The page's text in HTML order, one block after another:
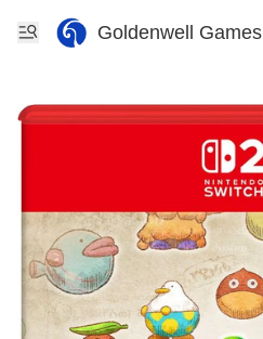
Goldenwell Games